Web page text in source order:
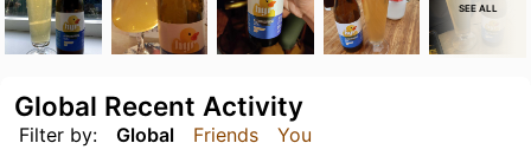
SEE ALL
Filter by: Global Friends You
Global Recent Activity